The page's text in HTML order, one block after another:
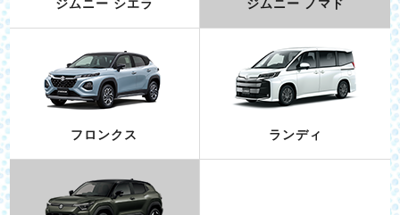
ジムニー シエラ ジムニー ノマド
フロンクス ランディ